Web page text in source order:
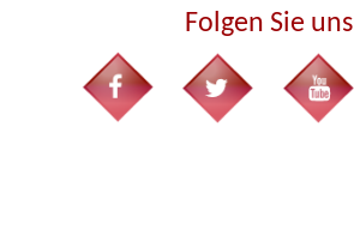
Folgen Sie uns